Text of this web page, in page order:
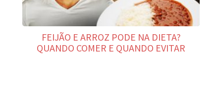
FEIJÃO E ARROZ PODE NA DIETA?
QUANDO COMER E QUANDO EVITAR